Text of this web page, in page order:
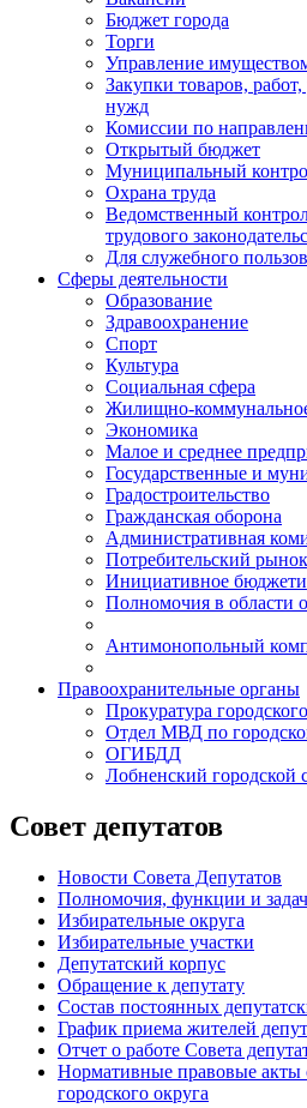
Бюджет города
Торги
Управление
Закупки товаров,
нужд
Комиссии по
Открытый бюджет
Муниципальный
Охрана труда
Ведомственный
трудового
Для служебного
Сферы деятельности
Образование
Здравоохранение
Спорт
Культура
Социальная сфера
Жилищно-
Экономика
Малое и среднее
Государственные и
Градостроительство
Гражданская оборона
Административная
Потребительский
Инициативное
Полномочия в области
Антимонопольный
Правоохранительные органы
Прокуратура
Отдел МВД по
ОГИБДД
Лобненский городской
Совет депутатов
Новости Совета Депутатов
Полномочия, функции и
Избирательные округа
Избирательные участки
Депутатский корпус
Обращение к депутату
Состав постоянных
График приема жителей
Отчет о работе Совета
Нормативные правовые акты
городского округа